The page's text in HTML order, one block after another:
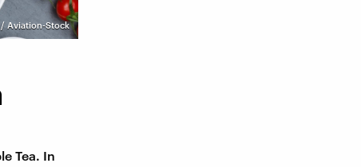
/ Aviation-Stock
Tea. In